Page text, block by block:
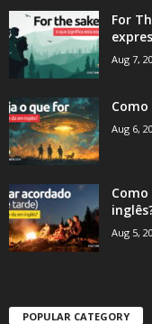
For
Aug 7,
Aug 6,
Aug 5,
POPULAR CATEGORY